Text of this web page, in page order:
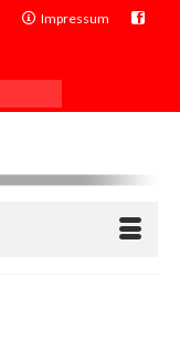
Impressum